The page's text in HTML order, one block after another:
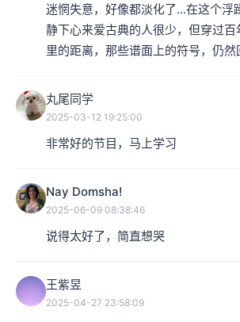
迷惘失意，好像都淡化了…在这个浮
静下心来爱古典的人很少，但穿过
里的距离，那些谱面上的符号，仍
丸尾同学
2025-03-12 19:25:00
非常好的节目，马上学习
Nay Domsha!
2025-06-09 08:38:46
说得太好了，简直想哭
王紫昱
2025-04-27 23:58:09